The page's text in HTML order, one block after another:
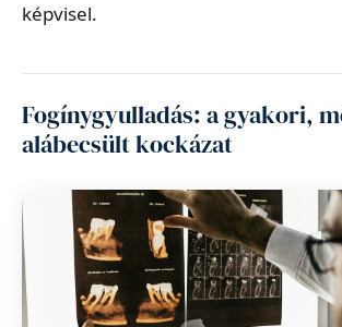
képvisel.
Fogínygyulladás: a gyakori,
alábecsült kockázat